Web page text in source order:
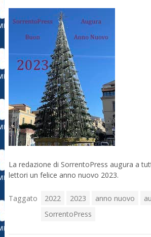
La redazione di SorrentoPress augura a
lettori un felice anno nuovo 2023.
Taggato 2022 2023 anno nuovo
SorrentoPress